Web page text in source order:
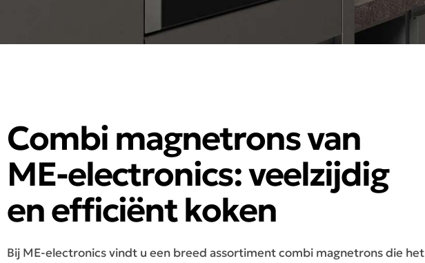
Combi magnetrons van
ME-electronics: veelzijdig
en efficiënt koken
Bij ME-electronics vindt u een breed assortiment combi magnetrons die het